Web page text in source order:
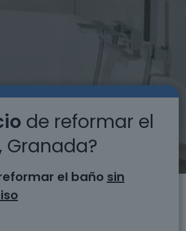
de reformar el
Granada?
el baño sin